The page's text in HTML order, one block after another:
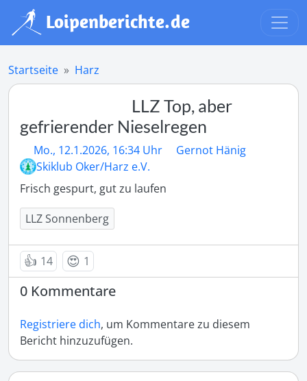
Startseite Harz
LLZ Top, aber
gefrierender Nieselregen
Mo., 12.1.2026, 16:34 Uhr
Gernot Hänig
Skiklub Oker/Harz e.V.
Frisch gespurt, gut zu laufen
LLZ Sonnenberg
👍 14 😍 1
0 Kommentare
Registriere dich, um Kommentare zu diesem
Bericht hinzuzufügen.